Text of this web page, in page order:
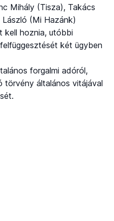
Mihály (Tisza), Takács
(Mi Hazánk)
kell hoznia, utóbbi
két ügyben
forgalmi adóról,
törvény általános vitájával